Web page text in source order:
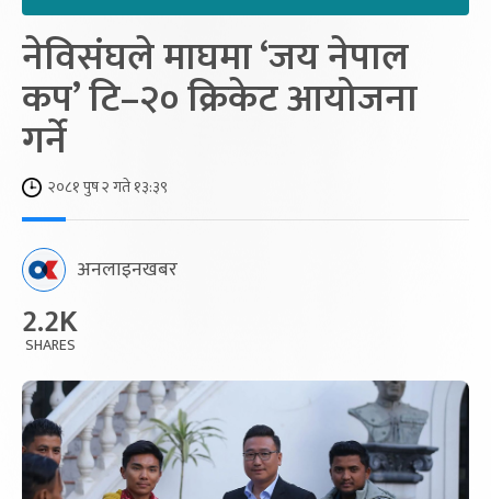
नेविसंघले माघमा ‘जय नेपाल
कप’ टि–२० क्रिकेट आयोजना
गर्ने
२०८१ पुष २ गते १३:३९
अनलाइनखबर
2.2K
SHARES